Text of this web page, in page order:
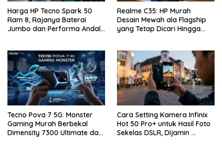
Harga HP Tecno Spark 50
Ram 8, Rajanya Baterai
Jumbo dan Performa Andal
Realme C35: HP Murah
Desain Mewah ala Flagship
yang Tetap Dicari Hingga
Tecno Pova 7 5G: Monster
Gaming Murah Berbekal
Dimensity 7300 Ultimate dan
Cara Setting Kamera Infinix
Hot 50 Pro+ untuk Hasil Foto
Sekelas DSLR, Dijamin …